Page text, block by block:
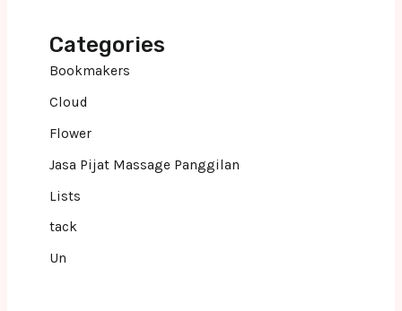
Categories
Bookmakers
Cloud
Flower
Jasa Pijat Massage Panggilan
Lists
tack
Un